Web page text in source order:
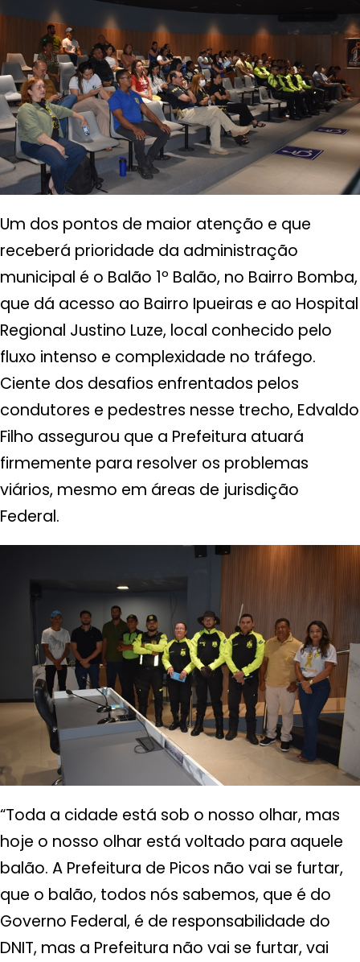
Um dos pontos de maior atenção e que
receberá prioridade da administração
municipal é o Balão 1º Balão, no Bairro Bomba,
que dá acesso ao Bairro Ipueiras e ao Hospital
Regional Justino Luze, local conhecido pelo
fluxo intenso e complexidade no tráfego.
Ciente dos desafios enfrentados pelos
condutores e pedestres nesse trecho, Edvaldo
Filho assegurou que a Prefeitura atuará
firmemente para resolver os problemas
viários, mesmo em áreas de jurisdição
Federal.
“Toda a cidade está sob o nosso olhar, mas
hoje o nosso olhar está voltado para aquele
balão. A Prefeitura de Picos não vai se furtar,
que o balão, todos nós sabemos, que é do
Governo Federal, é de responsabilidade do
DNIT, mas a Prefeitura não vai se furtar, vai